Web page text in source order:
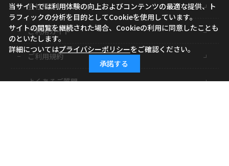
会社概要
ご利用ガイド
ご利用規約
よくあるご質問
当サイトでは利用体験の向上およびコンテンツの最適な提供、ト
ラフィックの分析を目的としてCookieを使用しています。
サイトの閲覧を継続された場合、Cookieの利用に同意したことも
のといたします。
詳細についてはプライバシーポリシーをご確認ください。
承諾する